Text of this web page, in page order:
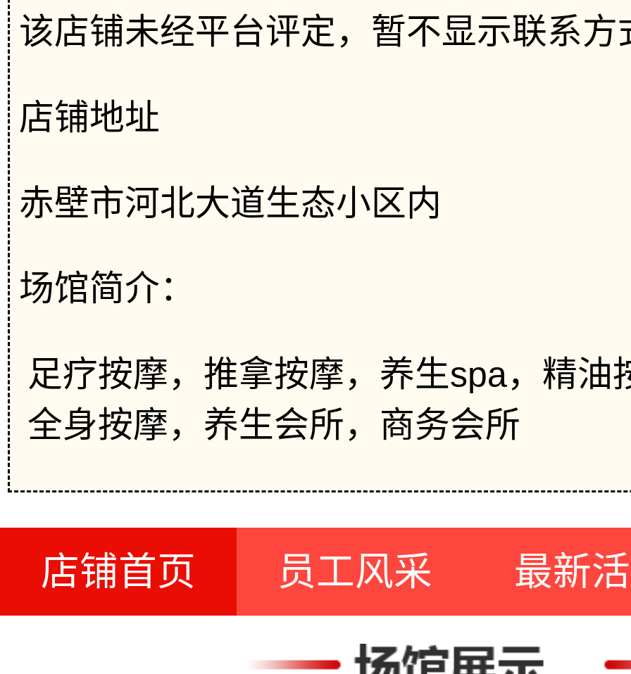
该店铺未经平台评定，暂不显示联系方
店铺地址
赤壁市河北大道生态小区内
场馆简介：
足疗按摩，推拿按摩，养生spa，精油
全身按摩，养生会所，商务会所
店铺首页 员工风采 最新